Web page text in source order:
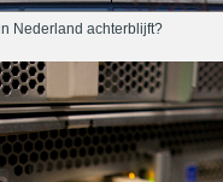
Nederland achterblijft?